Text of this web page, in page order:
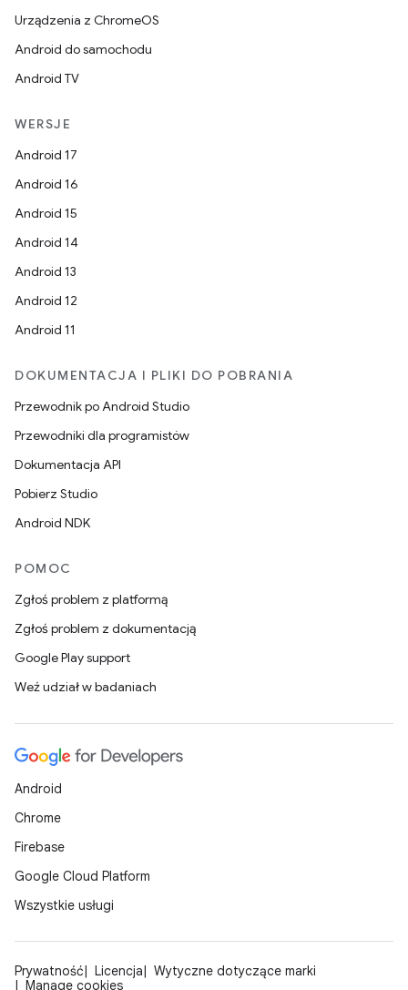
Urządzenia z ChromeOS
Android do samochodu
Android TV
WERSJE
Android 17
Android 16
Android 15
Android 14
Android 13
Android 12
Android 11
DOKUMENTACJA I PLIKI DO POBRANIA
Przewodnik po Android Studio
Przewodniki dla programistów
Dokumentacja API
Pobierz Studio
Android NDK
POMOC
Zgłoś problem z platformą
Zgłoś problem z dokumentacją
Google Play support
Weź udział w badaniach
Android
Chrome
Firebase
Google Cloud Platform
Wszystkie usługi
Prywatność Licencja
Wytyczne dotyczące marki
Manage cookies